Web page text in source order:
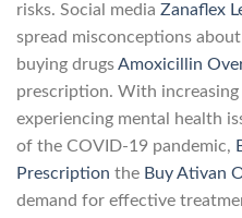
risks. Social media Zanaflex
spread misconceptions
buying drugsAmoxicillin
prescription. With
experiencing mental health
of the COVID-19 pandemic,
Prescription the Buy Ativan
demand for effective